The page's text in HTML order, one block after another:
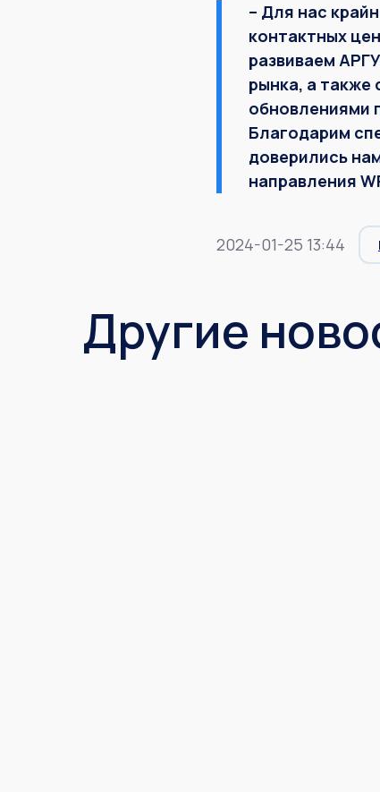
– Для нас
контактных
развиваем
рынка, а также
обновлениями
Благодарим
доверились
направления
2024-01-25 13:44
Другие